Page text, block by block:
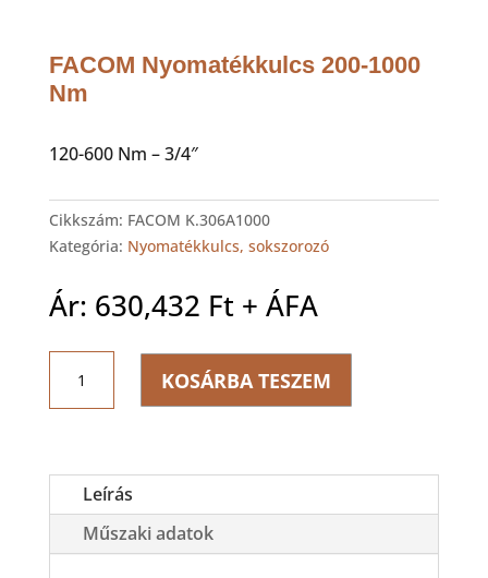
FACOM Nyomatékkulcs 200-1000
Nm
120-600 Nm – 3/4″
Cikkszám: FACOM K.306A1000
Kategória: Nyomatékkulcs, sokszorozó
Ár: 630,432 Ft + ÁFA
Nyomatékkulcs
200-
mennyiség
KOSÁRBA TESZEM
Leírás
Műszaki adatok